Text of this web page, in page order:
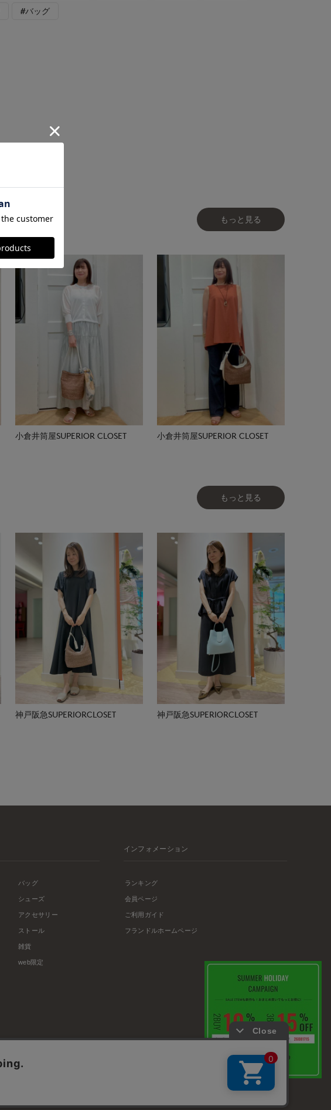
#バッグ
もっと見る
小倉井筒屋SUPERIOR CLOSET 小倉井筒屋SUPERIOR CLOSET
もっと見る
神戸阪急SUPERIORCLOSET 神戸阪急SUPERIORCLOSET
バッグ
シューズ
アクセサリー
ストール
雑貨
web限定
インフォメーション
ランキング
会員ページ
ご利用ガイド
フランドルホームページ